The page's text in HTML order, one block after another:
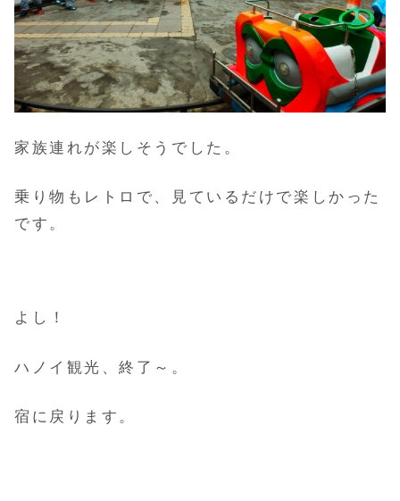
家族連れが楽しそうでした。
乗り物もレトロで、見ているだけで楽しかった
です。
よし！
ハノイ観光、終了～。
宿に戻ります。